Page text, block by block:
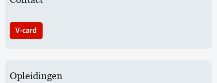
V-card
Opleidingen